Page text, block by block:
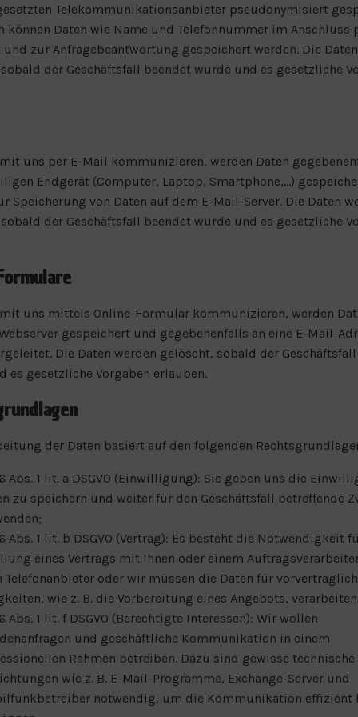
Telekommunikationsanbieter pseudonymisiert
können Daten wie Name und Telefonnummer im Anschluss
und zur Anfragebeantwortung gespeichert werden. Die
der Geschäftsfall beendet wurde und es gesetzliche
uns per E-Mail kommunizieren, werden Daten
Endgerät (Computer, Laptop, Smartphone,…)
Speicherung von Daten auf dem E-Mail-Server. Die Daten
der Geschäftsfall beendet wurde und es gesetzliche
mit uns mittels Online-Formular kommunizieren, werden
gespeichert und gegebenenfalls an eine E-Mail-
Die Daten werden gelöscht, sobald der
es gesetzliche Vorgaben erlauben.
der Daten basiert auf den folgenden
Abs. 1 lit. a DSGVO (Einwilligung): Sie geben uns die
zu speichern und weiter für den Geschäftsfall betreffende
Abs. 1 lit. b DSGVO (Vertrag): Es besteht die Notwendigkeit
eines Vertrags mit Ihnen oder einem
Telefonanbieter oder wir müssen die Daten für
wie z. B. die Vorbereitung eines Angebots,
Abs. 1 lit. f DSGVO (Berechtigte Interessen): Wir wollen
und geschäftliche Kommunikation in einem
Rahmen betreiben. Dazu sind gewisse technische
wie z. B. E-Mail-Programme, Exchange-Server und
notwendig, um die Kommunikation effizient